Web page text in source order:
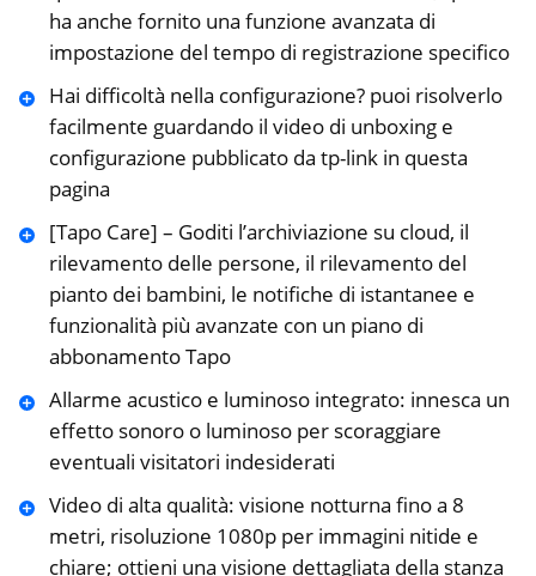
ha anche fornito una funzione avanzata di
impostazione del tempo di registrazione specifico
Hai difficoltà nella configurazione? puoi risolverlo
facilmente guardando il video di unboxing e
configurazione pubblicato da tp-link in questa
pagina
[Tapo Care] – Goditi l’archiviazione su cloud, il
rilevamento delle persone, il rilevamento del
pianto dei bambini, le notifiche di istantanee e
funzionalità più avanzate con un piano di
abbonamento Tapo
Allarme acustico e luminoso integrato: innesca un
effetto sonoro o luminoso per scoraggiare
eventuali visitatori indesiderati
Video di alta qualità: visione notturna fino a 8
metri, risoluzione 1080p per immagini nitide e
chiare; ottieni una visione dettagliata della stanza